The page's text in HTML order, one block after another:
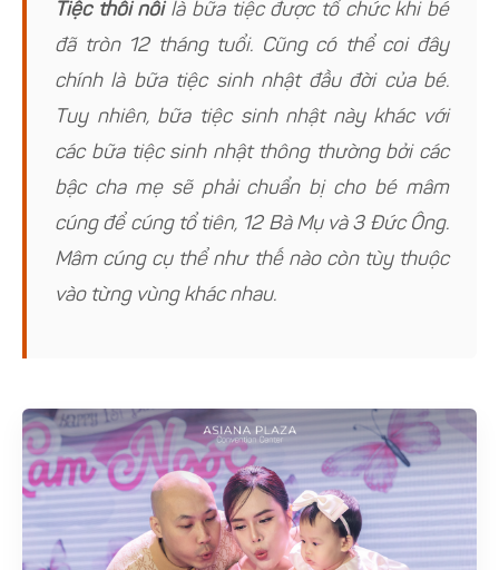
Tiệc thôi nôi là bữa tiệc được tổ chức khi bé
đã tròn 12 tháng tuổi. Cũng có thể coi đây
chính là bữa tiệc sinh nhật đầu đời của bé.
Tuy nhiên, bữa tiệc sinh nhật này khác với
các bữa tiệc sinh nhật thông thường bởi các
bậc cha mẹ sẽ phải chuẩn bị cho bé mâm
cúng để cúng tổ tiên, 12 Bà Mụ và 3 Đức Ông.
Mâm cúng cụ thể như thế nào còn tùy thuộc
vào từng vùng khác nhau.